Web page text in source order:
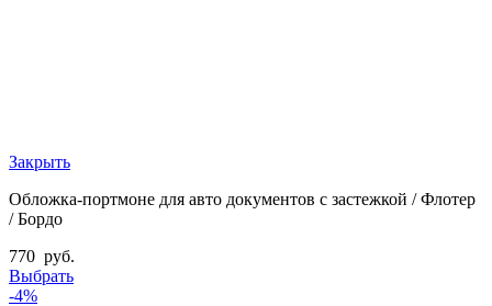
Закрыть
Обложка-портмоне для авто документов с застежкой / Флотер
/ Бордо
770 руб.
Выбрать
-4%